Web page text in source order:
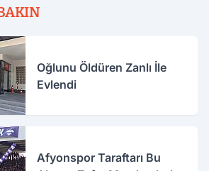
Oğlunu Öldüren Zanlı İle
Evlendi
Afyonspor Taraftarı Bu